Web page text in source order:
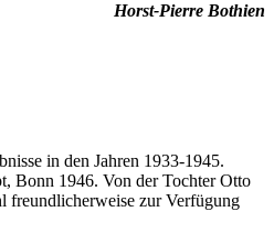
Horst-Pierre Bothien
in den Jahren 1933-1945.
Bonn 1946. Von der Tochter Otto
freundlicherweise zur Verfügung